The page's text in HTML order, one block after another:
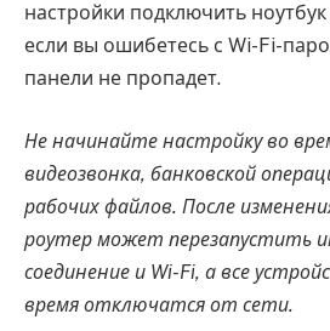
настройки подключить
если вы ошибетесь с Wi-Fi-
панели не пропадет.
Не начинайте настройку во
видеозвонка, банковской
рабочих файлов. После
роутер может перезапустить
соединение и Wi-Fi, а все
время отключатся от сети.